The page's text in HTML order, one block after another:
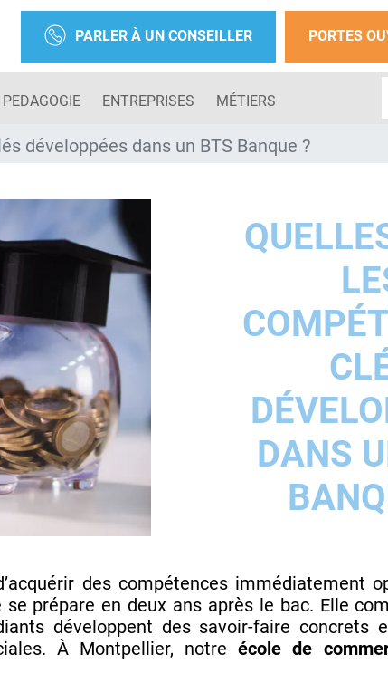
PARLER À UN CONSEILLER PORTES
PEDAGOGIE ENTREPRISES MÉTIERS
développées dans un BTS Banque ?
DANS
des compétences immédiatement
prépare en deux ans après le bac. Elle
développent des savoir-faire concrets
À Montpellier, notreécole de